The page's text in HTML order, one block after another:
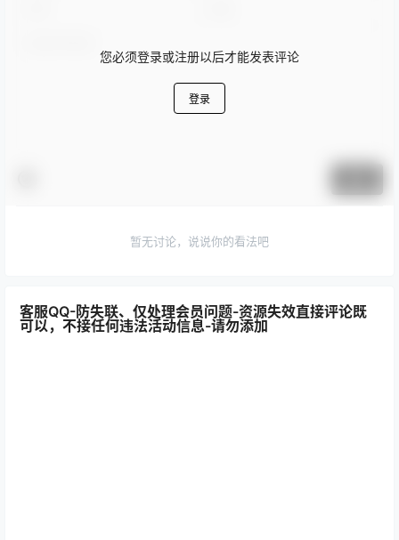
您必须登录或注册以后才能发表评论
登录
暂无讨论，说说你的看法吧
客服QQ-防失联、仅处理会员问题-资源失效直接评论既
可以，不接任何违法活动信息-请勿添加